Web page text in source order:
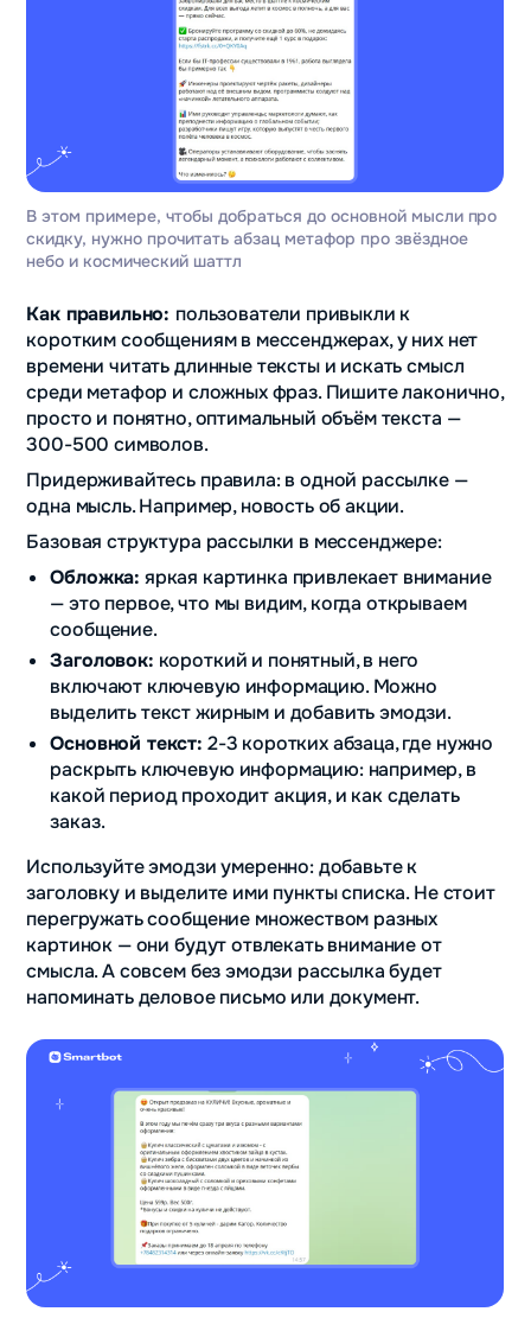
В этом примере, чтобы добраться до основной мысли про
скидку, нужно прочитать абзац метафор про звёздное
небо и космический шаттл
Как правильно: пользователи привыкли к
коротким сообщениям в мессенджерах, у них нет
времени читать длинные тексты и искать смысл
среди метафор и сложных фраз. Пишите лаконично,
просто и понятно, оптимальный объём текста —
300-500 символов.
Придерживайтесь правила: в одной рассылке —
одна мысль. Например, новость об акции.
Базовая структура рассылки в мессенджере:
Обложка: яркая картинка привлекает внимание
— это первое, что мы видим, когда открываем
сообщение.
Заголовок: короткий и понятный, в него
включают ключевую информацию. Можно
выделить текст жирным и добавить эмодзи.
Основной текст: 2-3 коротких абзаца, где нужно
раскрыть ключевую информацию: например, в
какой период проходит акция, и как сделать
заказ.
Используйте эмодзи умеренно: добавьте к
заголовку и выделите ими пункты списка. Не стоит
перегружать сообщение множеством разных
картинок — они будут отвлекать внимание от
смысла. А совсем без эмодзи рассылка будет
напоминать деловое письмо или документ.